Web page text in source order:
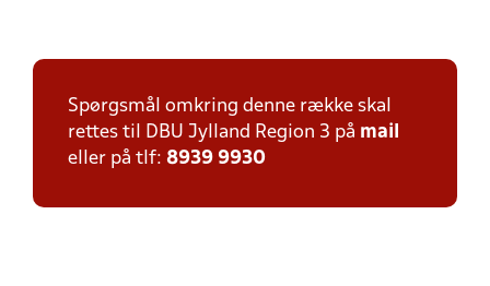
Spørgsmål omkring denne række skal
rettes til DBU Jylland Region 3 på mail
eller på tlf: 8939 9930